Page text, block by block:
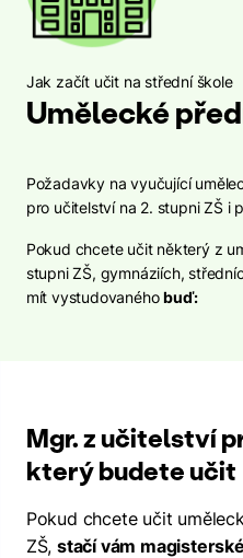
Jak začít učit na střední škole
Umělecké
Požadavky na vyučující
pro učitelství na 2. stupni ZŠ i
Pokud chcete učit některý z
stupni ZŠ, gymnáziích,
mít vystudovanéhobuď:
Mgr. z učitelství
který budete učit
Pokud chcete učit
ZŠ, stačí vám